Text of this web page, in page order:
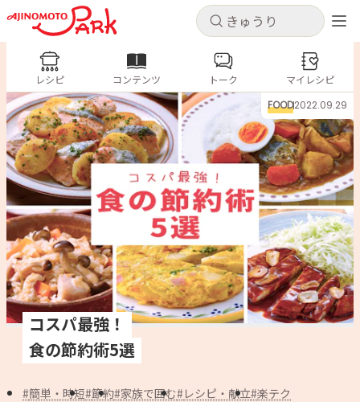
キャンセル
ログインするとレシピを保存できます
ログイン 新規登録
ホーム
コンテンツ
レシピ
トーク
よくあるお問い合わせ
キャンセル
レシピ コンテンツ
人気の食材・レシピ
きゅうり なす トマト
とうもろこし
ピーマン
みょうが ゴーヤ
レシピ コンテンツ トーク マイレシピ
コスパ最強！
食の節約術5選
簡単・時短 節約 家族で囲む レシピ・献立 楽テク
FOOD2022.09.29